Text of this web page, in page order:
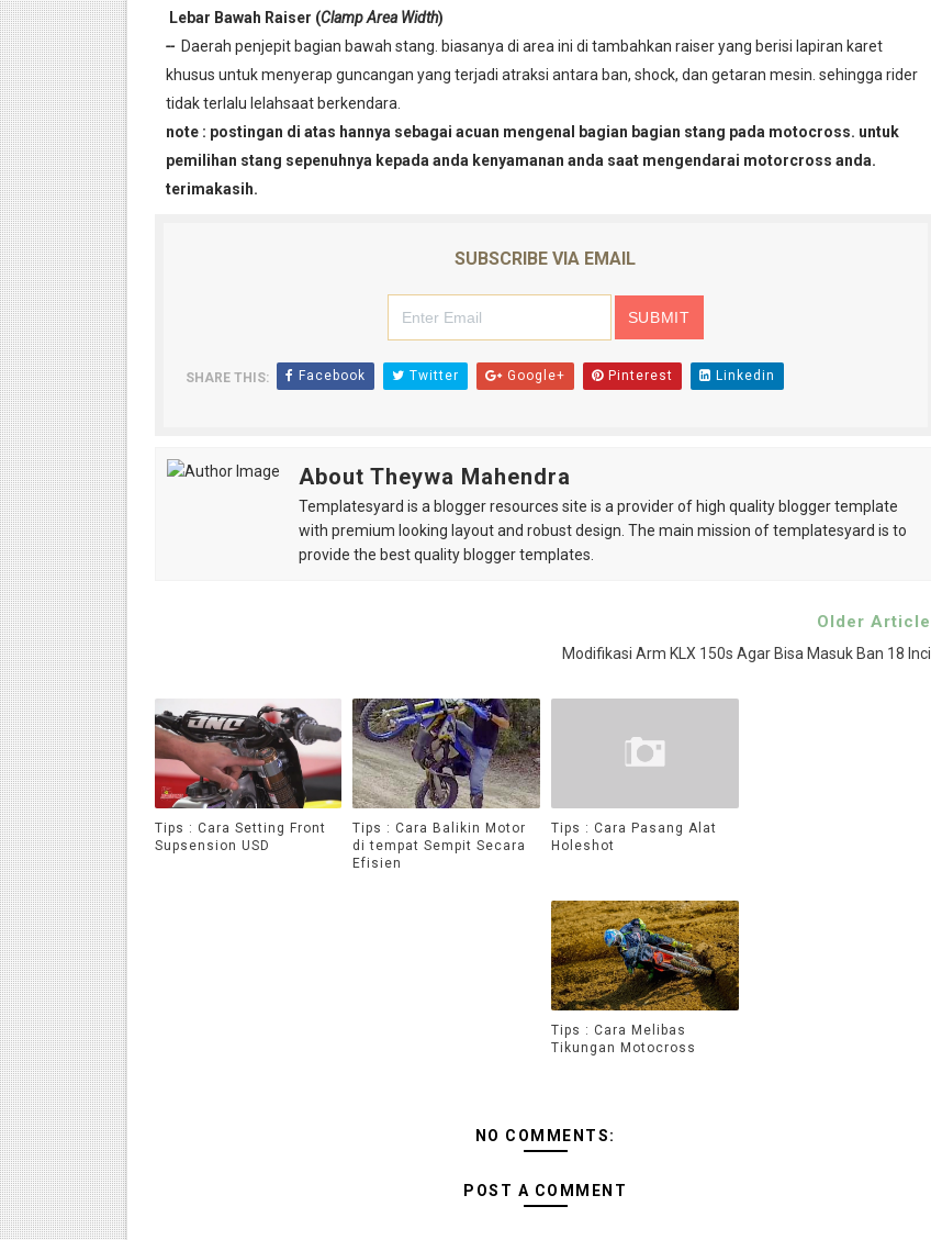
Lebar Bawah Raiser (Clamp Area Width)
-- Daerah penjepit bagian bawah stang. biasanya di area ini di tambahkan raiser yang berisi lapiran karet
khusus untuk menyerap guncangan yang terjadi atraksi antara ban, shock, dan getaran mesin. sehingga rider
tidak terlalu lelahsaat berkendara.
note : postingan di atas hannya sebagai acuan mengenal bagian bagian stang pada motocross. untuk
pemilihan stang sepenuhnya kepada anda kenyamanan anda saat mengendarai motorcross anda.
terimakasih.
SUBSCRIBE VIA EMAIL
SHARE THIS: Facebook Twitter Google+ Pinterest Linkedin
About Theywa Mahendra
Templatesyard is a blogger resources site is a provider of high quality blogger template
with premium looking layout and robust design. The main mission of templatesyard is to
provide the best quality blogger templates.
Older Article
Modifikasi Arm KLX 150s Agar Bisa Masuk Ban 18 Inci
Tips : Cara Setting Front
Supsension USD
Tips : Cara Balikin Motor
di tempat Sempit Secara
Efisien
Tips : Cara Pasang Alat
Holeshot
Tips : Cara Melibas
Tikungan Motocross
NO COMMENTS:
POST A COMMENT